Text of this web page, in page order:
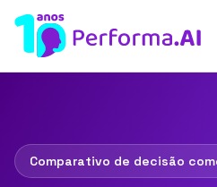
Comparativo de decisão